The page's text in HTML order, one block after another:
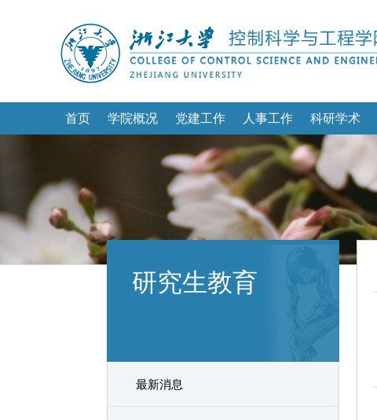
首页 学院概况 党建工作 人事工作 科研学术
研究生教育
最新消息